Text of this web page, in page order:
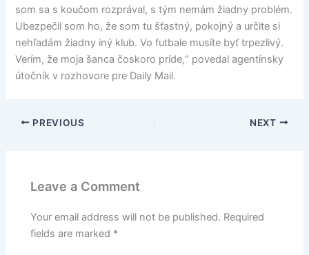
som sa s koučom rozprával, s tým nemám žiadny problém.
Ubezpečil som ho, že som tu šťastný, pokojný a určite si
nehľadám žiadny iný klub. Vo futbale musíte byť trpezlivý.
Verím, že moja šanca čoskoro príde,“ povedal agentínsky
útočník v rozhovore pre Daily Mail.
PREVIOUS NEXT
Leave a Comment
Your email address will not be published. Required
fields are marked *